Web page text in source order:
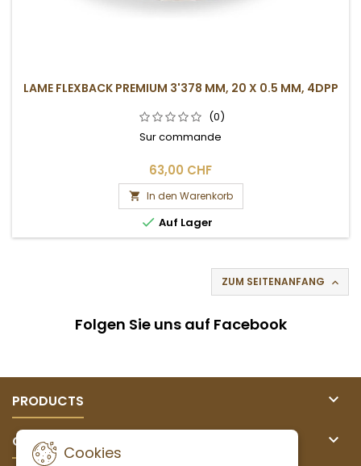
LAME FLEXBACK PREMIUM 3'378 MM, 20 X 0.5 MM, 4DPP
(0)
Sur commande
63,00 CHF
 In den Warenkorb
 Auf Lager
ZUM SEITENANFANG 
Folgen Sie uns auf Facebook
PRODUCTS 
OUR COMPANY 
Cookies